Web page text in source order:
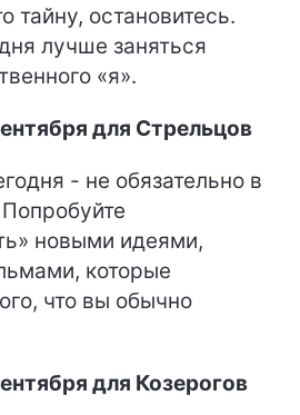
тайну, остановитесь.
лучше заняться
«я».
для Стрельцов
- не обязательно в
новыми идеями,
которые
что вы обычно
для Козерогов